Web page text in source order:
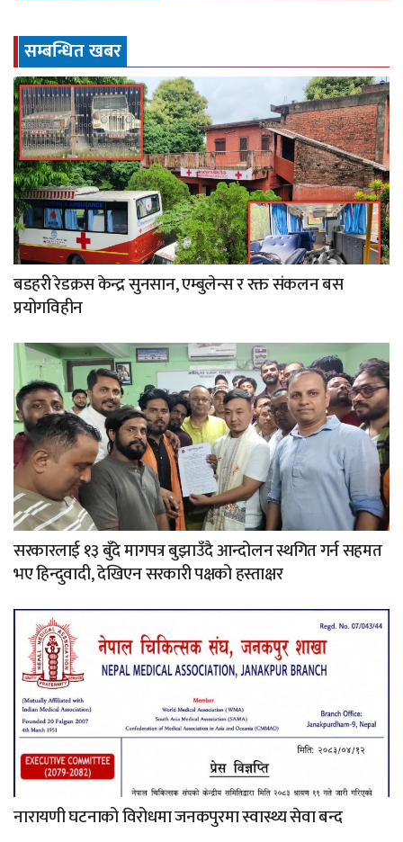
सम्बन्धित खबर
बडहरी रेडक्रस केन्द्र सुनसान, एम्बुलेन्स र रक्त संकलन बस
प्रयोगविहीन
सरकारलाई १३ बुँदे मागपत्र बुझाउँदै आन्दोलन स्थगित गर्न सहमत
भए हिन्दुवादी, देखिएन सरकारी पक्षको हस्ताक्षर
नारायणी घटनाको विरोधमा जनकपुरमा स्वास्थ्य सेवा बन्द